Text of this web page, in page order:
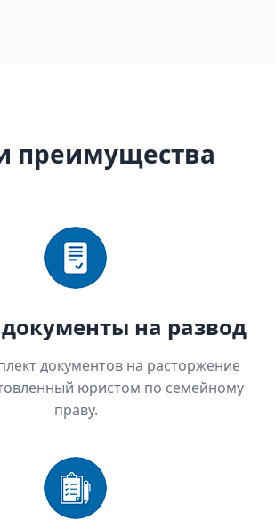
преимущества
на развод
документов на расторжение
юристом по семейному
праву.